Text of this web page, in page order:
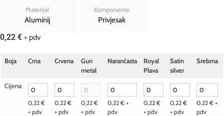
Materijal
Aluminij
Komponente
Privjesak
0,22 € + pdv
Boja Crna Crvena
Gun
metal
Narančasta
Royal
Plava
Satin
silver
Srebrna
Cijena
0,22 €
+ pdv
0,22 €
+ pdv
0,22 €
+ pdv
0,22 € +
pdv
0,22 €
+ pdv
0,22 €
+ pdv
0,22 € +
pdv